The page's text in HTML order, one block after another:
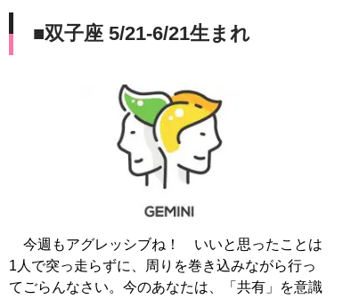
■双子座 5/21-6/21生まれ
今週もアグレッシブね！ いいと思ったことは
1人で突っ走らずに、周りを巻き込みながら行っ
てごらんなさい。今のあなたは、「共有」を意識